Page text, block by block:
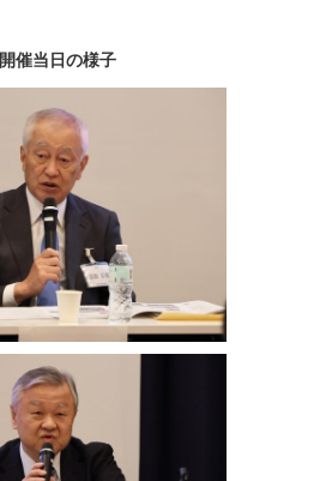
開催当日の様子